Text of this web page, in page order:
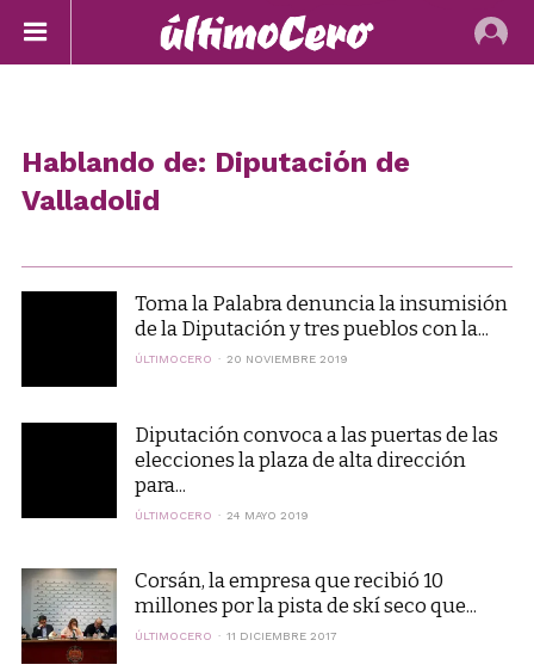
Hablando de: Diputación de
Valladolid
Toma la Palabra denuncia la insumisión
de la Diputación y tres pueblos con la...
ÚLTIMOCERO 20 NOVIEMBRE 2019
Diputación convoca a las puertas de las
elecciones la plaza de alta dirección
para...
ÚLTIMOCERO 24 MAYO 2019
Corsán, la empresa que recibió 10
millones por la pista de skí seco que...
ÚLTIMOCERO 11 DICIEMBRE 2017